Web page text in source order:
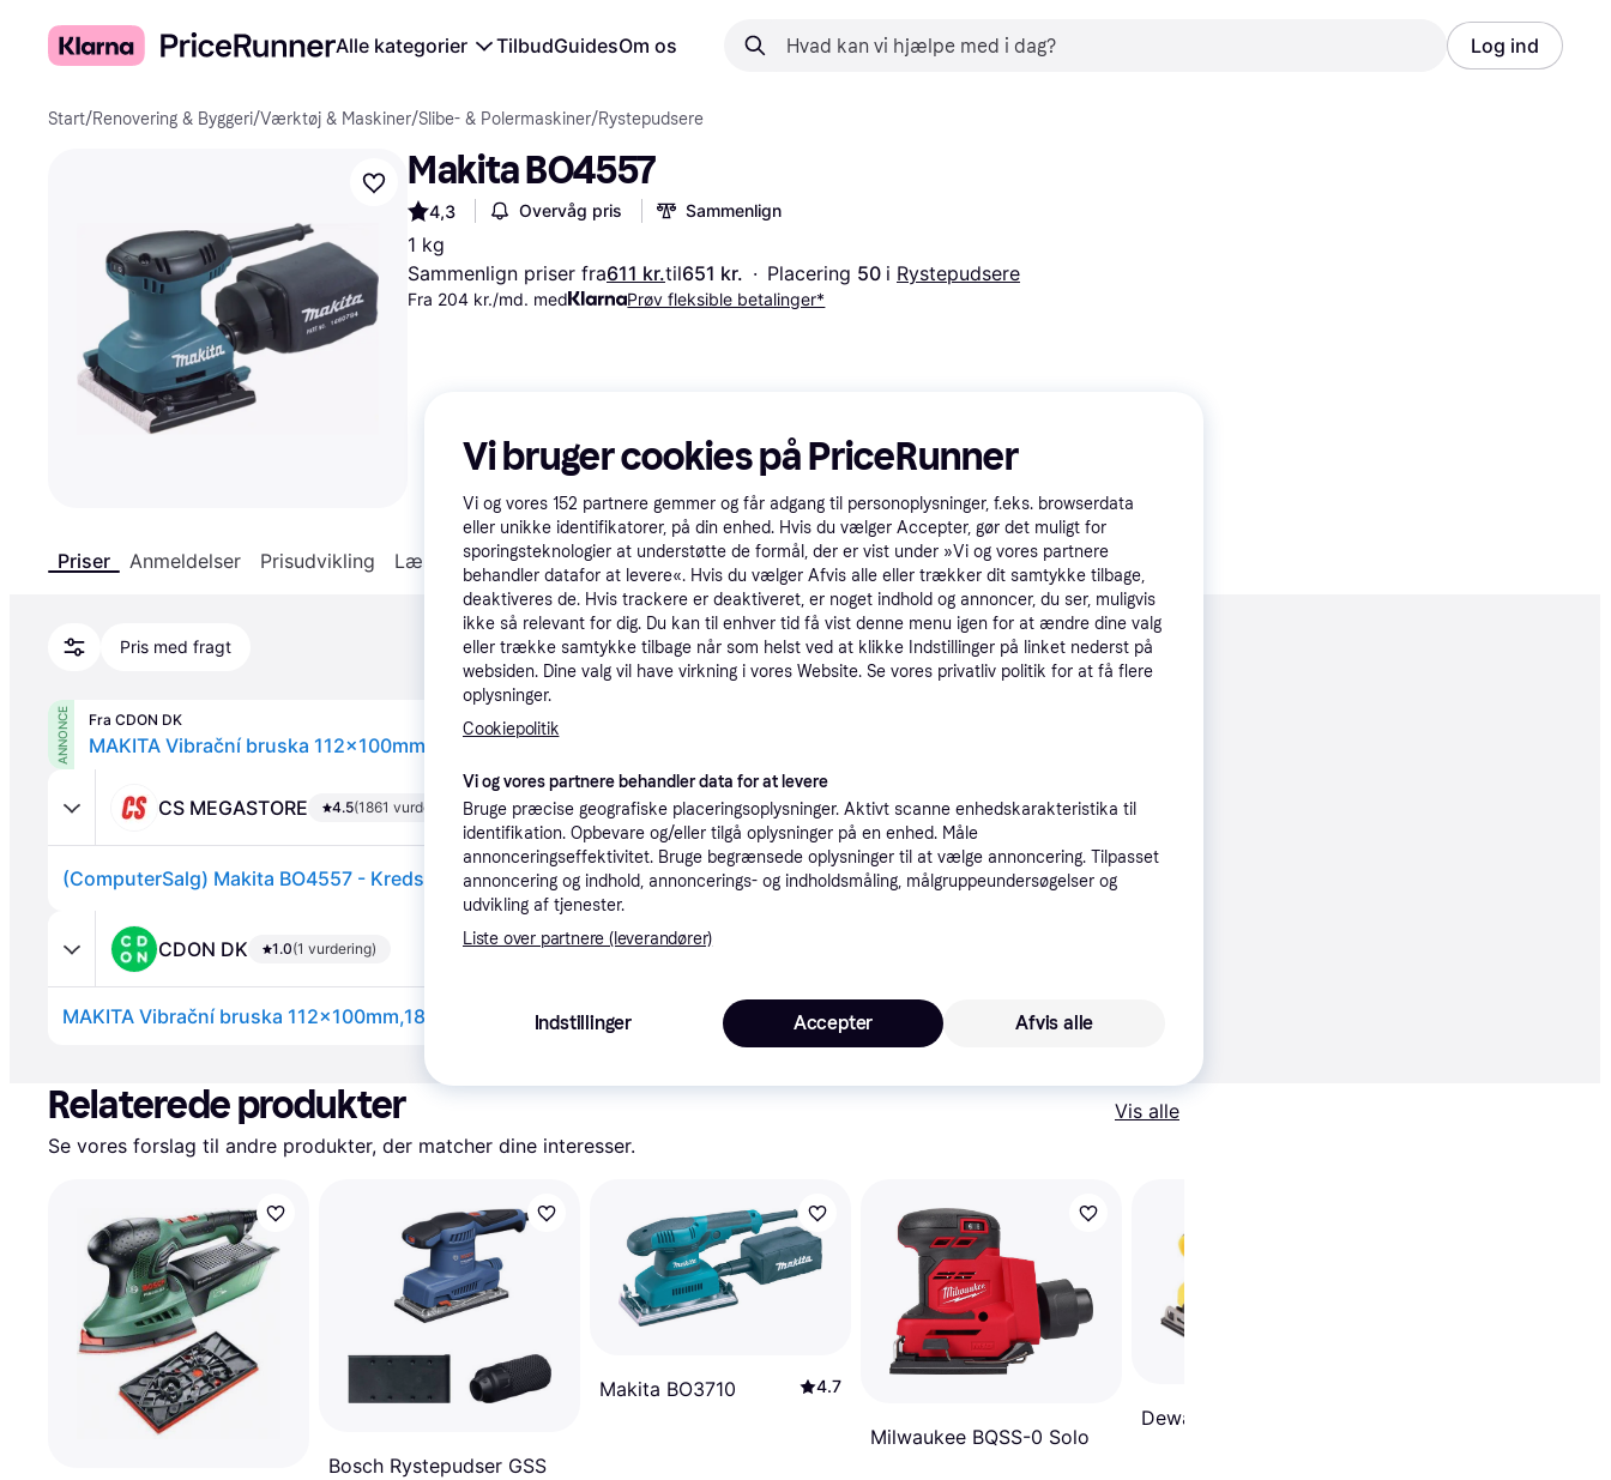
Alle kategorier TilbudGuidesOm os Log ind
Start/Renovering & Byggeri/Værktøj & Maskiner/Slibe- & Polermaskiner/Rystepudsere
Makita BO4557
4,3 Overvåg pris Sammenlign
1 kg
Sammenlign priser fra611 kr.til651 kr. · Placering 50 i Rystepudsere
Fra 204 kr./md. med Prøv fleksible betalinger*
Priser Anmeldelser Prisudvikling Læs om produktet Specifikationer
Pris med fragt Promoveret
ANNONCE Fra CDON DK
MAKITA Vibrační bruska 112x100mm,180W BO4557
CS MEGASTORE 4.5(1861 vurderinger) Købsgaranti
(ComputerSalg) Makita BO4557 - Kredsløbssliber - 180 W - 114 x 140 mm Laveste pris ·Bestillingsvare 611 kr.
Eller 204 kr./md.
CDON DK 1.0(1 vurdering)
MAKITA Vibrační bruska 112x100mm,180W BO4557 Fri fragt651 kr.
Relaterede produkter
Vis alle
Se vores forslag til andre produkter, der matcher dine interesser.
Bosch Rystepudser GSS
Makita BO3710 4.7
Milwaukee BQSS-0 Solo
Dewalt DWE6411-QS
Vi bruger cookies på PriceRunner
Vi og vores 152 partnere gemmer og får adgang til personoplysninger, f.eks. browserdata
eller unikke identifikatorer, på din enhed. Hvis du vælger Accepter, gør det muligt for
sporingsteknologier at understøtte de formål, der er vist under »Vi og vores partnere
behandler datafor at levere«. Hvis du vælger Afvis alle eller trækker dit samtykke tilbage,
deaktiveres de. Hvis trackere er deaktiveret, er noget indhold og annoncer, du ser, muligvis
ikke så relevant for dig. Du kan til enhver tid få vist denne menu igen for at ændre dine valg
eller trække samtykke tilbage når som helst ved at klikke Indstillinger på linket nederst på
websiden. Dine valg vil have virkning i vores Website. Se vores privatliv politik for at få flere
oplysninger.
Cookiepolitik
Vi og vores partnere behandler data for at levere
Bruge præcise geografiske placeringsoplysninger. Aktivt scanne enhedskarakteristika til
identifikation. Opbevare og/eller tilgå oplysninger på en enhed. Måle
annonceringseffektivitet. Bruge begrænsede oplysninger til at vælge annoncering. Tilpasset
annoncering og indhold, annoncerings- og indholdsmåling, målgruppeundersøgelser og
udvikling af tjenester.
Liste over partnere (leverandører)
Indstillinger Afvis alle
Accepter